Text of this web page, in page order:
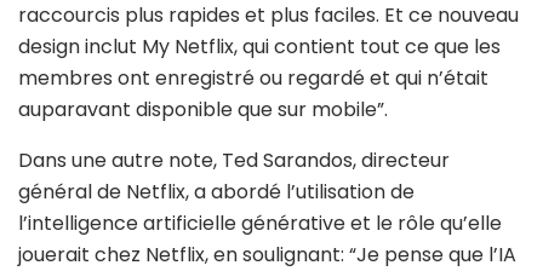
raccourcis plus rapides et plus faciles. Et ce nouveau
design inclut My Netflix, qui contient tout ce que les
membres ont enregistré ou regardé et qui n’était
auparavant disponible que sur mobile”.
Dans une autre note, Ted Sarandos, directeur
général de Netflix, a abordé l’utilisation de
l’intelligence artificielle générative et le rôle qu’elle
jouerait chez Netflix, en soulignant: “Je pense que l’IA